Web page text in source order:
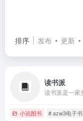
排序 发布 更新
读书派
小说图书 # azw3电子书